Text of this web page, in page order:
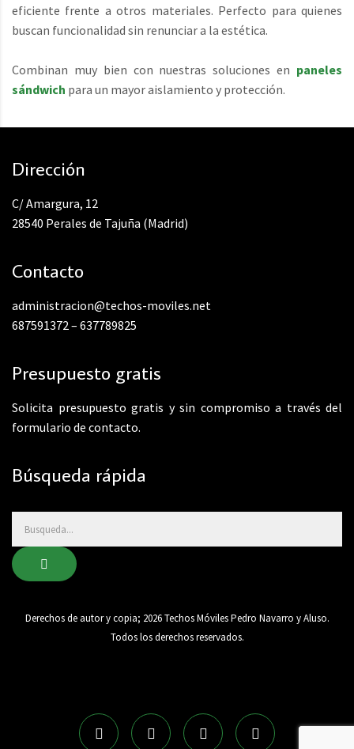
eficiente frente a otros materiales. Perfecto para quienes
buscan funcionalidad sin renunciar a la estética.
Combinan muy bien con nuestras soluciones en paneles
sándwich para un mayor aislamiento y protección.
Dirección
C/ Amargura, 12
28540 Perales de Tajuña (Madrid)
Contacto
administracion@techos-moviles.net
687591372– 637789825
Presupuesto gratis
Solicita presupuesto gratis y sin compromiso a través del
formulario de contacto.
Búsqueda rápida
Derechos de autor y copia; 2026 Techos Móviles Pedro Navarro y Aluso.
Todos los derechos reservados.